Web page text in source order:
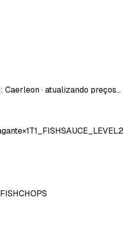
: Caerleon· atualizando preços…
×1T1_FISHSAUCE_LEVEL2